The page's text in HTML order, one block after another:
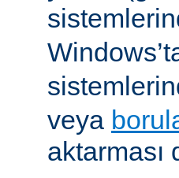
veya
aktarması